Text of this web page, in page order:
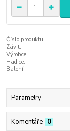
Číslo produktu:
Závit:
Výrobce:
Hadice:
Balení:
Parametry
Komentáře 0